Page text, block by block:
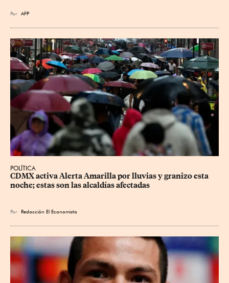
Por AFP
POLÍTICA
CDMX activa Alerta Amarilla por lluvias y granizo esta
noche; estas son las alcaldías afectadas
Por Redacción El Economista